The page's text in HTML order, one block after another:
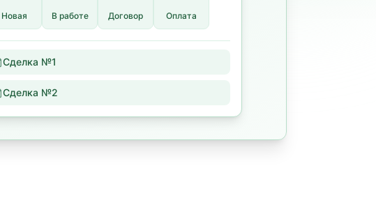
Новая В работе Договор Оплата
Сделка №1
Сделка №2